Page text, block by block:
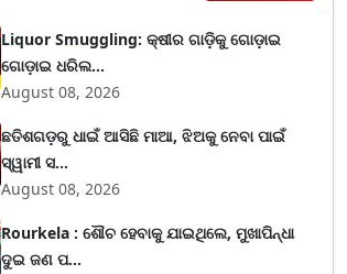
Liquor Smuggling: କ୍ଷୀର ଗାଡ଼ିକୁ ଗୋଡ଼ାଇ
ଗୋଡ଼ାଇ ଧରିଲ...
August 08, 2026
ଛତିଶଗଡ଼ରୁ ଧାଇଁ ଆସିଛି ମାଆ, ଝିଅକୁ ନେବା ପାଇଁ
ସ୍ୱାମୀ ସ...
August 08, 2026
Rourkela : ଶୌଚ ହେବାକୁ ଯାଇଥିଲେ, ମୁଖାପିନ୍ଧା
ଦୁଇ ଜଣ ପ...